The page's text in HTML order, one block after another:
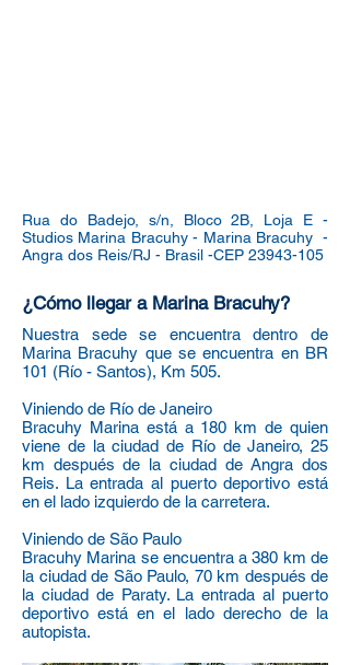
Rua do Badejo, s/n, Bloco 2B, Loja E -
Studios Marina Bracuhy - Marina Bracuhy -
Angra dos Reis/RJ - Brasil -CEP 23943-105
¿Cómo llegar a Marina Bracuhy?
Nuestra sede se encuentra dentro de
Marina Bracuhy que se encuentra en BR
101 (Río - Santos), Km 505.
Viniendo de Río de Janeiro
Bracuhy Marina está a 180 km de quien
viene de la ciudad de Río de Janeiro, 25
km después de la ciudad de Angra dos
Reis. La entrada al puerto deportivo está
en el lado izquierdo de la carretera.
Viniendo de São Paulo
Bracuhy Marina se encuentra a 380 km de
la ciudad de São Paulo, 70 km después de
la ciudad de Paraty. La entrada al puerto
deportivo está en el lado derecho de la
autopista.